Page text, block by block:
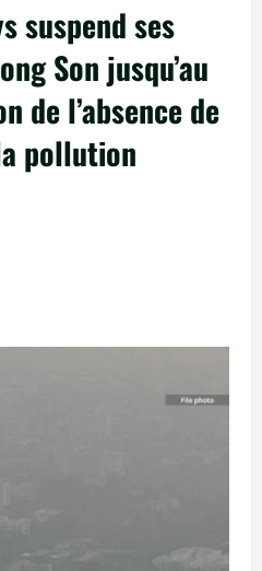
suspend ses
Son jusqu’au
de l’absence de
pollution